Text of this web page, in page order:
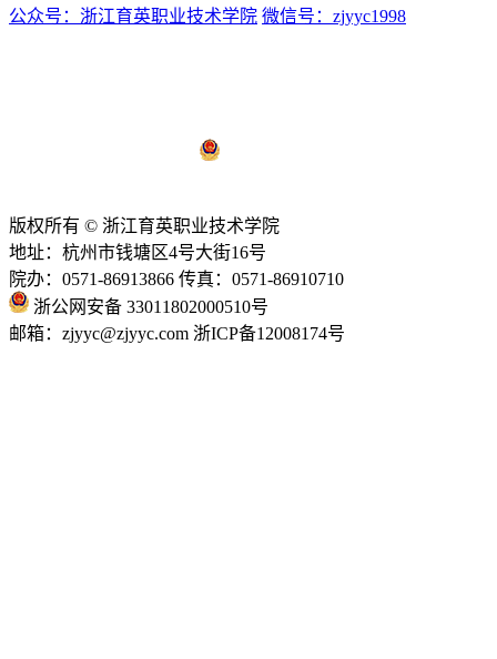
公众号：浙江育英职业技术学院 微信号：zjyyc1998
版权所有 © 浙江育英职业技术学院
地址：杭州市钱塘区4号大街16号
院办：0571-86913866 传真：0571-86910710
浙公网安备 33011802000510号
邮箱：zjyyc@zjyyc.com 浙ICP备12008174号